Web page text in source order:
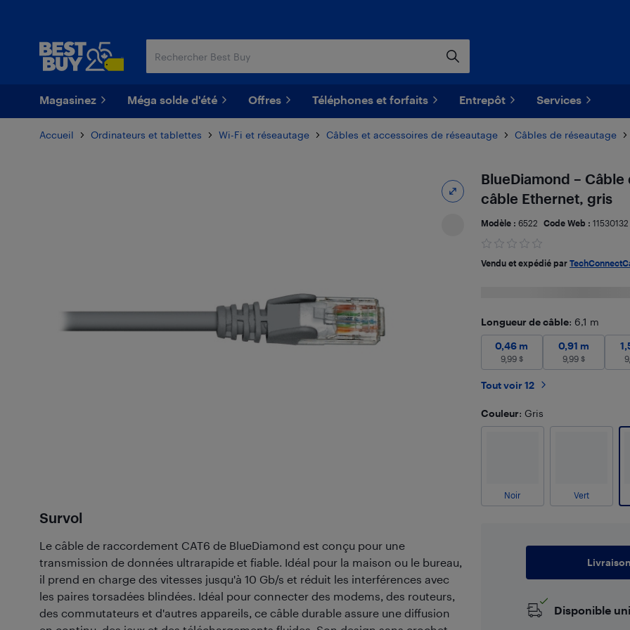
Magasinez Méga solde d'été Offres Téléphones et forfaits Entrepôt Services
Accueil Ordinateurs et tablettes Wi-Fi et réseautage Câbles et accessoires de réseautage Câbles de réseautage
Survol
Le câble de raccordement CAT6 de BlueDiamond est conçu pour une
transmission de données ultrarapide et fiable. Idéal pour la maison ou le bureau,
il prend en charge des vitesses jusqu'à 10 Gb/s et réduit les interférences avec
les paires torsadées blindées. Idéal pour connecter des modems, des routeurs,
des commutateurs et d'autres appareils, ce câble durable assure une diffusion
BlueDiamond –
câble Ethernet, gris
Modèle : 6522 Code Web : 11530132
Vendu et expédié par
Longueur de câble: 6,1 m
0,46 m
9,99$
0,46 m
9,99$
0,91 m 9,99
0,91 m
9,99$
Tout voir 12
Couleur: Gris
Noir Vert
Livraison
Disponible